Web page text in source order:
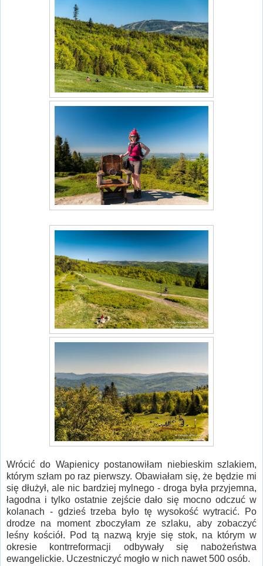
Wrócić do Wapienicy postanowiłam niebieskim szlakiem,
którym szłam po raz pierwszy. Obawiałam się, że będzie mi
się dłużył, ale nic bardziej mylnego - droga była przyjemna,
łagodna i tylko ostatnie zejście dało się mocno odczuć w
kolanach - gdzieś trzeba było tę wysokość wytracić. Po
drodze na moment zboczyłam ze szlaku, aby zobaczyć
leśny kościół. Pod tą nazwą kryje się stok, na którym w
okresie kontrreformacji odbywały się nabożeństwa
ewangelickie. Uczestniczyć mogło w nich nawet 500 osób.